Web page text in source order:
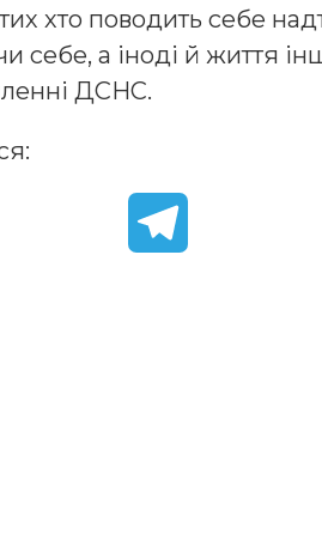
хто поводить себе
себе, а іноді й життя
ДСНС.